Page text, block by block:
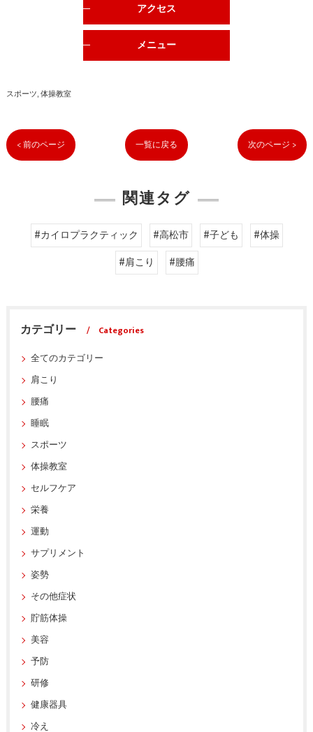
アクセス
メニュー
スポーツ 体操教室
< 前のページ 一覧に戻る 次のページ >
関連タグ
#カイロプラクティック #高松市 #子ども
#体操
#肩こり
#腰痛
カテゴリー
Categories
全てのカテゴリー
肩こり
腰痛
睡眠
スポーツ
体操教室
セルフケア
栄養
運動
サプリメント
姿勢
その他症状
貯筋体操
美容
予防
研修
健康器具
冷え